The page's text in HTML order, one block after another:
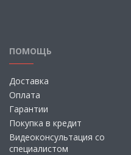
ПОМОЩЬ
Доставка
Оплата
Гарантии
Покупка в кредит
Видеоконсультация со
специалистом